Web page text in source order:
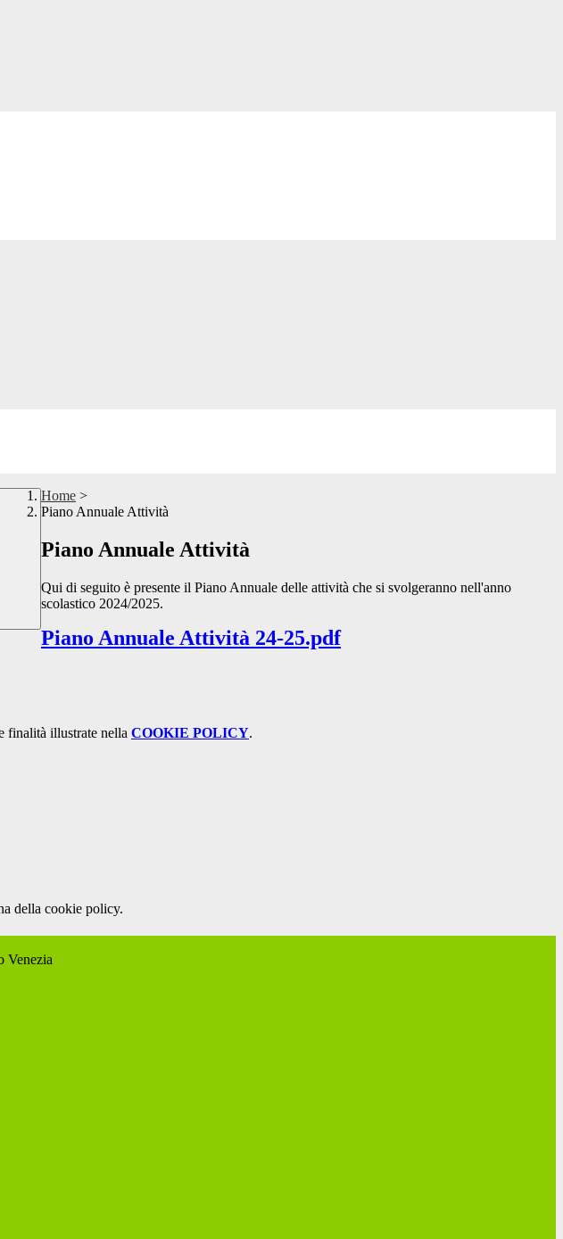
Home >
Piano Annuale Attività
Piano Annuale Attività
Qui di seguito è presente il Piano Annuale delle attività che si svolgeranno nell'anno
scolastico 2024/2025.
Piano Annuale Attività 24-25.pdf
finalità illustrate nella COOKIE POLICY.
della cookie policy.
Venezia